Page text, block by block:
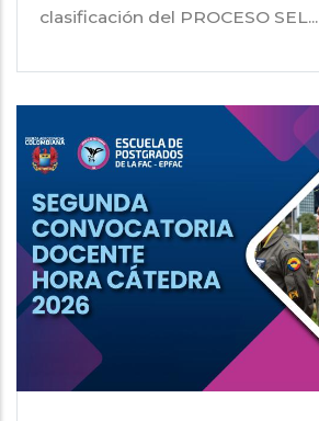
clasificación del PROCESO SEL...